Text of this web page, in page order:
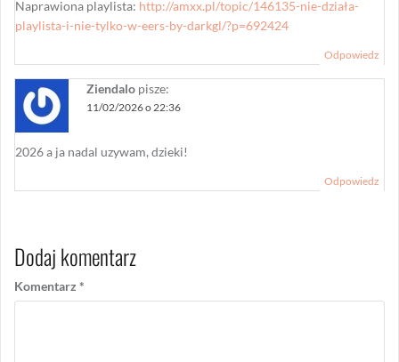
Naprawiona playlista: http://amxx.pl/topic/146135-nie-działa-
playlista-i-nie-tylko-w-eers-by-darkgl/?p=692424
Odpowiedz
Ziendalo pisze:
11/02/2026 o 22:36
2026 a ja nadal uzywam, dzieki!
Odpowiedz
Dodaj komentarz
Komentarz *